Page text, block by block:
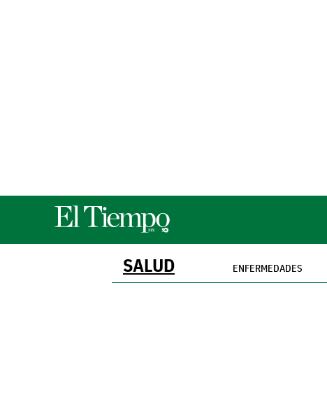
SALUD ENFERMEDADES